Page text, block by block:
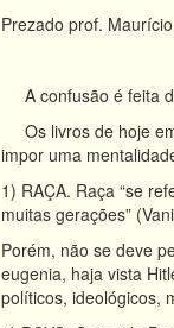
Prezado prof.
A confusão é feita
Os livros de hoje
impor uma
1) RAÇA. Raça “se
muitas gerações”
Porém, não se deve
eugenia, haja vista
políticos, ideológicos,